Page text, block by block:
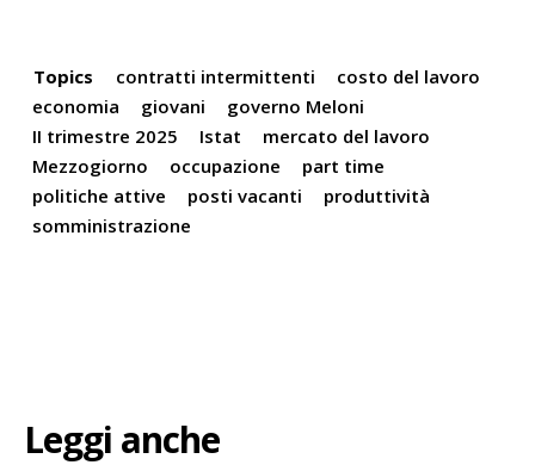
Topics contratti intermittenti
costo del lavoro
economia
giovani
governo Meloni
II trimestre 2025
Istat
mercato del lavoro
Mezzogiorno
occupazione
part time
politiche attive
posti vacanti
produttività
somministrazione
Leggi anche